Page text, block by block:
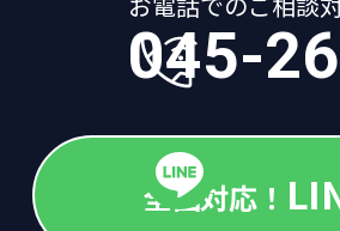
045-
全国対応！